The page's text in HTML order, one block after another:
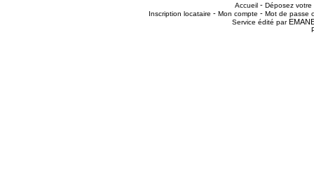
Accueil - Déposez
Inscription locataire - Mon compte - Mot de passe
Service édité par